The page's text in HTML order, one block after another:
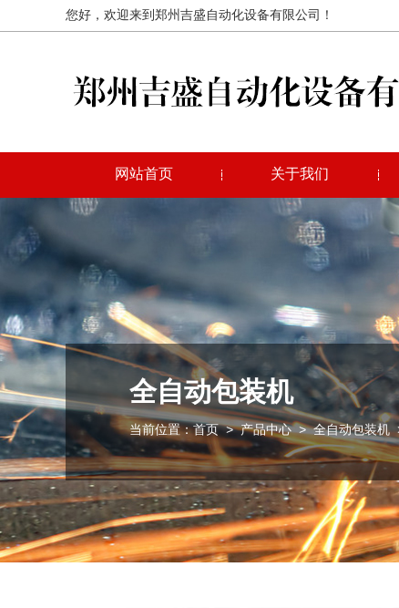
您好，欢迎来到郑州吉盛自动化设备有限公司！
网站首页 关于我们
全自动包装机
当前位置：首页>产品中心>全自动包装机